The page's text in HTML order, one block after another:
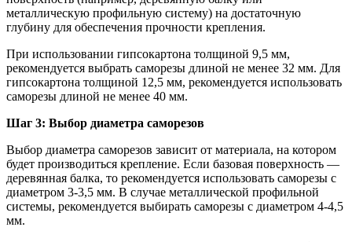
металлическую профильную систему) на достаточную
глубину для обеспечения прочности крепления.
При использовании гипсокартона толщиной 9,5 мм,
рекомендуется выбрать саморезы длиной не менее 32 мм. Для
гипсокартона толщиной 12,5 мм, рекомендуется использовать
саморезы длиной не менее 40 мм.
Шаг 3: Выбор диаметра саморезов
Выбор диаметра саморезов зависит от материала, на котором
будет производиться крепление. Если базовая поверхность —
деревянная балка, то рекомендуется использовать саморезы с
диаметром 3-3,5 мм. В случае металлической профильной
системы, рекомендуется выбирать саморезы с диаметром 4-4,5
мм.